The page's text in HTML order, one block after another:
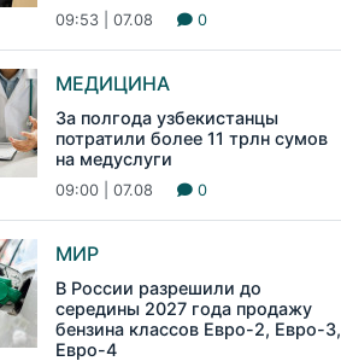
09:53 | 07.08 0
МЕДИЦИНА
За полгода узбекистанцы
потратили более 11 трлн сумов
на медуслуги
09:00 | 07.08 0
МИР
В России разрешили до
середины 2027 года продажу
бензина классов Евро-2, Евро-3,
Евро-4